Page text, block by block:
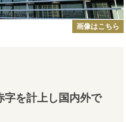
画像はこちら
字を計上し国内外で